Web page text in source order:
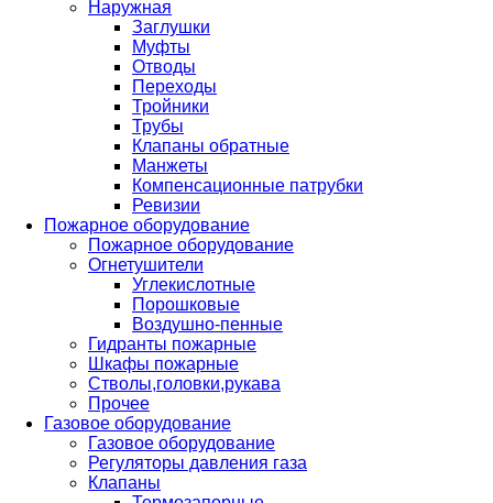
Наружная
Заглушки
Муфты
Отводы
Переходы
Тройники
Трубы
Клапаны обратные
Манжеты
Компенсационные патрубки
Ревизии
Пожарное оборудование
Пожарное оборудование
Огнетушители
Углекислотные
Порошковые
Воздушно-пенные
Гидранты пожарные
Шкафы пожарные
Стволы,головки,рукава
Прочее
Газовое оборудование
Газовое оборудование
Регуляторы давления газа
Клапаны